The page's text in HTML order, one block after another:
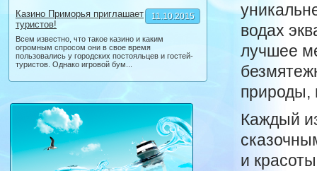
11.10.2015
Казино Приморья приглашает
туристов!
Всем известно, что такое казино и каким
огромным спросом они в свое время
пользовались у городских постояльцев и гостей-
туристов. Однако игровой бум...
водах
лучшее
природы,
Каждый
и